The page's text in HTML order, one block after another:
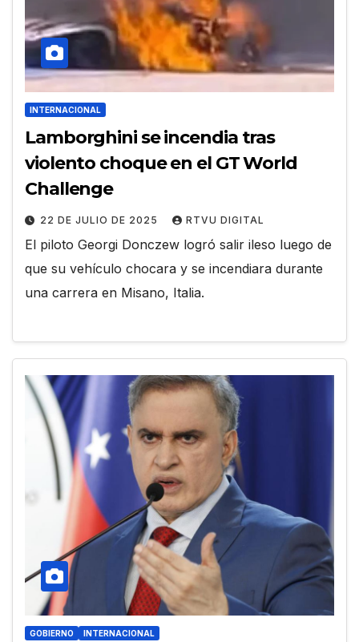
INTERNACIONAL
Lamborghini se incendia tras
violento choque en el GT World
Challenge
22 DE JULIO DE 2025 RTVU DIGITAL
El piloto Georgi Donczew logró salir ileso luego de
que su vehículo chocara y se incendiara durante
una carrera en Misano, Italia.
GOBIERNO INTERNACIONAL